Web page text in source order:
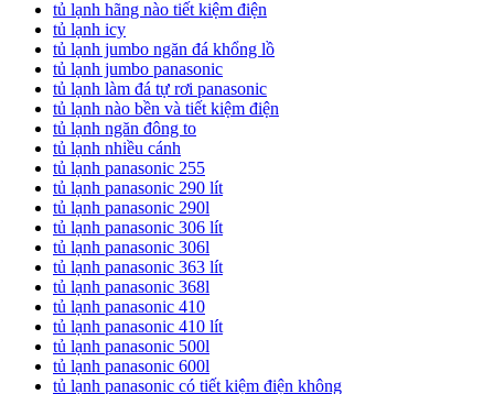
tủ lạnh hãng nào tiết kiệm điện
tủ lạnh icy
tủ lạnh jumbo ngăn đá khổng lồ
tủ lạnh jumbo panasonic
tủ lạnh làm đá tự rơi panasonic
tủ lạnh nào bền và tiết kiệm điện
tủ lạnh ngăn đông to
tủ lạnh nhiều cánh
tủ lạnh panasonic 255
tủ lạnh panasonic 290 lít
tủ lạnh panasonic 290l
tủ lạnh panasonic 306 lít
tủ lạnh panasonic 306l
tủ lạnh panasonic 363 lít
tủ lạnh panasonic 368l
tủ lạnh panasonic 410
tủ lạnh panasonic 410 lít
tủ lạnh panasonic 500l
tủ lạnh panasonic 600l
tủ lạnh panasonic có tiết kiệm điện không